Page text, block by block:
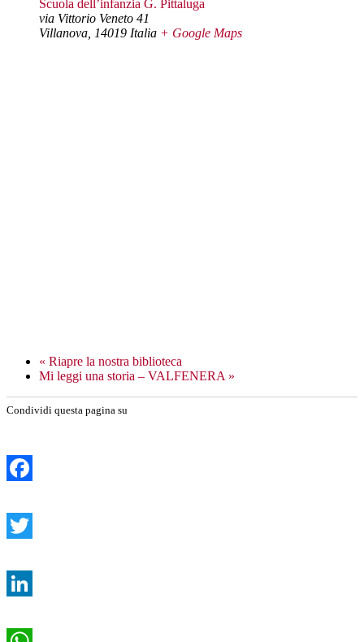
Scuola dell’infanzia G. Pittaluga
via Vittorio Veneto 41
Villanova 14019 Italia + Google Maps
« Riapre la nostra biblioteca
Mi leggi una storia – VALFENERA »
Condividi questa pagina su